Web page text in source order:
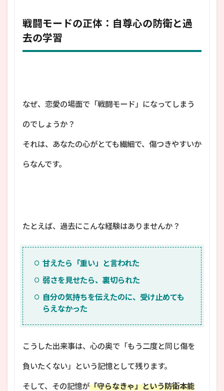
戦闘モードの正体：自尊心の防衛と過
去の学習
なぜ、恋愛の場面で「戦闘モード」になってしまう
のでしょうか？
それは、あなたの心がとても繊細で、傷つきやすいか
らなんです。
たとえば、過去にこんな経験はありませんか？
甘えたら「重い」と言われた
弱さを見せたら、裏切られた
自分の気持ちを伝えたのに、受け止めても
らえなかった
こうした出来事は、心の奥で「もう二度と同じ傷を
負いたくない」という記憶として残ります。
そして、その記憶が「守らなきゃ」という防衛本能